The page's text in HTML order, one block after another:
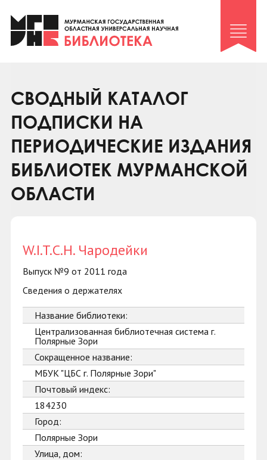
Клуб «Гиря и сельдерей»
Клуб «Семейный архив»
Коллегам
Контакты
СВОДНЫЙ КАТАЛОГ
ПОДПИСКИ НА
ПЕРИОДИЧЕСКИЕ ИЗДАНИЯ
БИБЛИОТЕК МУРМАНСКОЙ
ОБЛАСТИ
W.I.T.C.H. Чародейки
Выпуск №9 от 2011 года
Сведения о держателях
Название библиотеки:
Централизованная библиотечная система г.
Полярные Зори
Сокращенное название:
МБУК "ЦБС г. Полярные Зори"
Почтовый индекс:
184230
Город:
Полярные Зори
Улица, дом: